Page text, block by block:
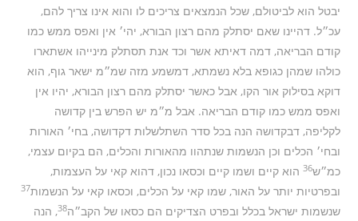
יבטל הוא לביטולם, שכל הנמצאים צריכים לו והוא אינו צריך להם,
עכ״ל. דהיינו שאם יסתלק מהם רצון הבורא, יהי׳ אין ואפס ממש כמו
קודם הבריאה, דמה דאיתא אשר וכד אנת תסתלק מינייהו אשתארו
כולהו שמהן כגופא בלא נשמתא, דמשמע מזה שמ״מ ישאר גוף, הוא
דוקא בסילוק אור הקו, אבל כאשר יסתלק מהם רצון הבורא, יהיו אין
ואפס ממש כמו קודם הבריאה. אבל מ״מ יש הפרש בין קדושה
לקליפה, דבקדושה הנה בכל סדר השתלשלות דקדושה, בחי׳ האורות
ובחי׳ הכלים וכן הנשמות שנתהוו מהאורות והכלים, הם בקיום עצמי,
כמ״ש36 הוא קיים ושמו קיים וכסאו נכון, דהוא קאי על העצמות,
ובפרטיות יותר על האור, שמו קאי על הכלים, וכסאו קאי על הנשמות37
שנשמות ישראל בכלל ובפרט הצדיקים הם כסאו של הקב״ה38, הנה